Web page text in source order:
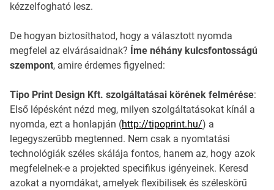
kézzelfogható lesz.
De hogyan biztosíthatod, hogy a választott nyomda
megfelel az elvárásaidnak? Íme néhány kulcsfontosságú
szempont, amire érdemes figyelned:
Tipo Print Design Kft. szolgáltatásai körének felmérése:
Első lépésként nézd meg, milyen szolgáltatásokat kínál a
nyomda, ezt a honlapján (http://tipoprint.hu/) a
legegyszerűbb megtenned. Nem csak a nyomtatási
technológiák széles skálája fontos, hanem az, hogy azok
megfelelnek-e a projekted specifikus igényeinek. Keresd
azokat a nyomdákat, amelyek flexibilisek és széleskörű